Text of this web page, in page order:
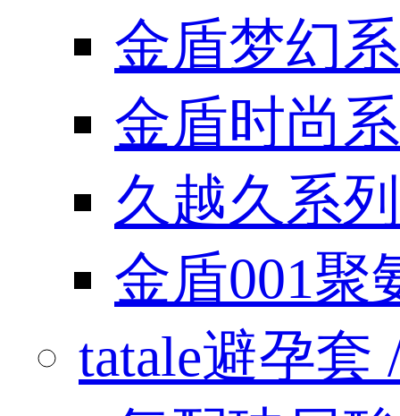
金盾梦幻
金盾时尚
久越久系列
金盾001聚
tatale避孕套